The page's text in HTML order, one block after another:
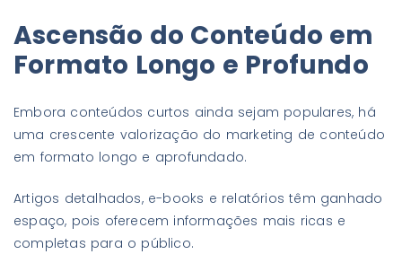
Ascensão do Conteúdo em
Formato Longo e Profundo
Embora conteúdos curtos ainda sejam populares, há
uma crescente valorização do marketing de conteúdo
em formato longo e aprofundado.
Artigos detalhados, e-books e relatórios têm ganhado
espaço, pois oferecem informações mais ricas e
completas para o público.